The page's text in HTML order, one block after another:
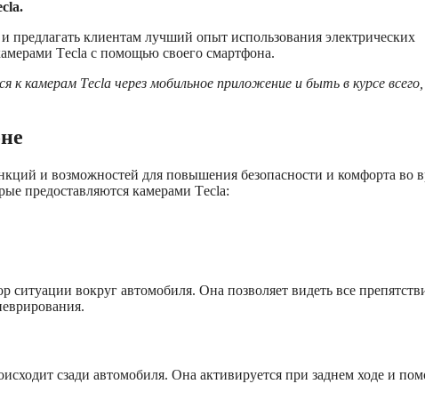
предлагать клиентам лучший опыт использования электрических
Tесla с помощью своего смартфона.
камерам Tесla через мобильное приложение и быть в курсе
и возможностей для повышения безопасности и комфорта во
предоставляются камерами Tесla:
вокруг автомобиля. Она позволяет видеть все
сзади автомобиля. Она активируется при заднем ходе и